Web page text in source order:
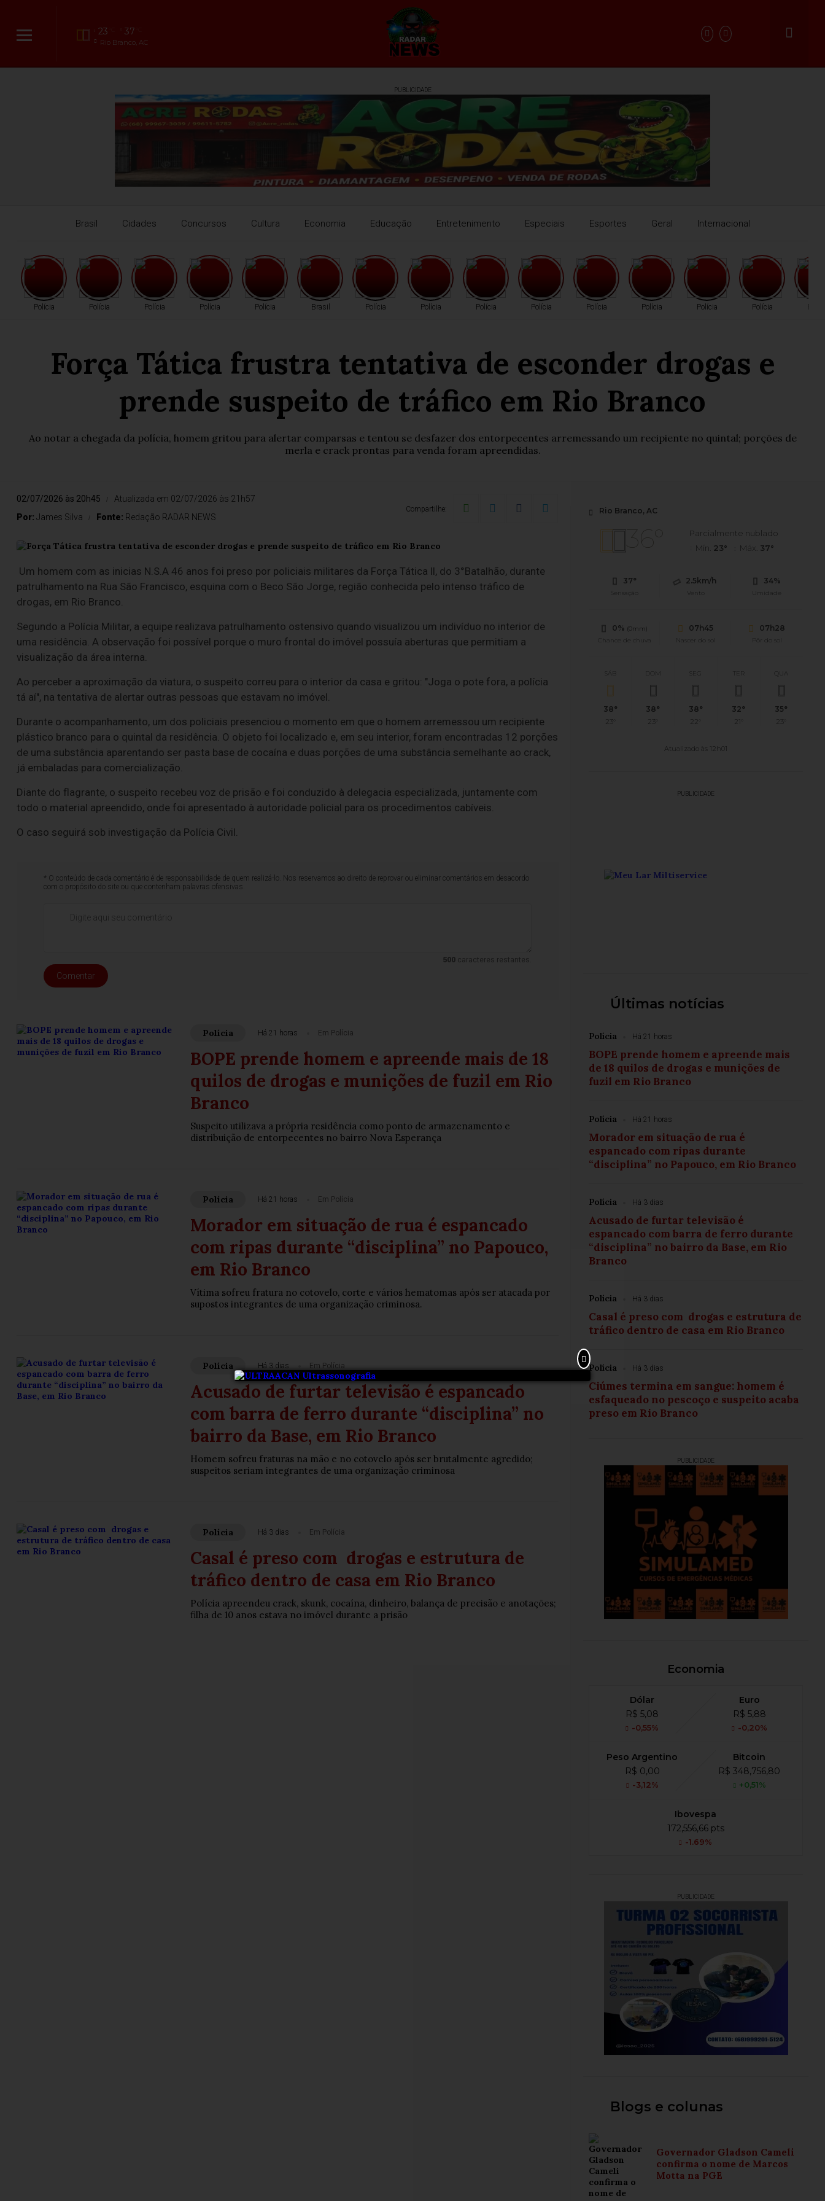
23 37
Rio Branco, AC
PUBLICIDADE
Brasil Cidades Concursos Cultura Economia Educação Entretenimento Especiais Esportes Geral Internacional
Polícia Polícia Polícia Polícia Polícia Brasil Polícia Polícia Polícia Polícia Polícia Polícia Polícia Polícia
Força Tática frustra tentativa de esconder drogas e
prende suspeito de tráfico em Rio Branco
Ao notar a chegada da polícia, homem gritou para alertar comparsas e tentou se desfazer dos entorpecentes arremessando um recipiente no quintal; porções de
merla e crack prontas para venda foram apreendidas.
02/07/2026 às 20h45
Atualizada em 02/07/2026 às 21h57
Por: James Silva Fonte: Redação RADAR NEWS
Compartilhe:
Um homem com as inicias N.S.A 46 anos foi preso por policiais militares da Força Tática ll, do 3°Batalhão, durante
patrulhamento na Rua São Francisco, esquina com o Beco São Jorge, região conhecida pelo intenso tráfico de
drogas, em Rio Branco.
Segundo a Polícia Militar, a equipe realizava patrulhamento ostensivo quando visualizou um indivíduo no interior de
uma residência. A observação foi possível porque o muro frontal do imóvel possuía aberturas que permitiam a
visualização da área interna.
Ao perceber a aproximação da viatura, o suspeito correu para o interior da casa e gritou: "Joga o pote fora, a polícia
tá aí", na tentativa de alertar outras pessoas que estavam no imóvel.
Durante o acompanhamento, um dos policiais presenciou o momento em que o homem arremessou um recipiente
plástico branco para o quintal da residência. O objeto foi localizado e, em seu interior, foram encontradas 12 porções
de uma substância aparentando ser pasta base de cocaína e duas porções de uma substância semelhante ao crack,
já embaladas para comercialização.
Diante do flagrante, o suspeito recebeu voz de prisão e foi conduzido à delegacia especializada, juntamente com
todo o material apreendido, onde foi apresentado à autoridade policial para os procedimentos cabíveis.
O caso seguirá sob investigação da Polícia Civil.
* O conteúdo de cada comentário é de responsabilidade de quem realizá-lo. Nos reservamos ao direito de reprovar ou eliminar comentários em desacordo
com o propósito do site ou que contenham palavras ofensivas.
500caracteres restantes.
Comentar
Polícia Há 21 horas Em Polícia
BOPE prende homem e apreende mais de 18
quilos de drogas e munições de fuzil em Rio
Branco
Suspeito utilizava a própria residência como ponto de armazenamento e
distribuição de entorpecentes no bairro Nova Esperança
Polícia Há 21 horas Em Polícia
Morador em situação de rua é espancado
com ripas durante “disciplina” no Papouco,
em Rio Branco
Vítima sofreu fratura no cotovelo, corte e vários hematomas após ser atacada por
supostos integrantes de uma organização criminosa.
Polícia Há 3 dias Em Polícia
Acusado de furtar televisão é espancado
com barra de ferro durante “disciplina” no
bairro da Base, em Rio Branco
Homem sofreu fraturas na mão e no cotovelo após ser brutalmente agredido;
suspeitos seriam integrantes de uma organização criminosa
Polícia Há 3 dias Em Polícia
Casal é preso com drogas e estrutura de
tráfico dentro de casa em Rio Branco
Polícia apreendeu crack, skunk, cocaína, dinheiro, balança de precisão e anotações;
filha de 10 anos estava no imóvel durante a prisão
Rio Branco, AC
36°
Parcialmente nublado
Mín. 23° Máx. 37°
37°
Sensação
2.5km/h
Vento
34%
Umidade
0% (0mm)
Chance de chuva
07h45
Nascer do sol
07h28
Pôr do sol
SÁB
38°
23°
DOM
38°
23°
38°
22°
TER
32°
21°
QUA
35°
23°
Atualizado às 12h01
PUBLICIDADE
Últimas notícias
Polícia Há 21 horas
BOPE prende homem e apreende mais
de 18 quilos de drogas e munições de
fuzil em Rio Branco
Polícia Há 21 horas
Morador em situação de rua é
espancado com ripas durante
“disciplina” no Papouco, em Rio Branco
Polícia Há 3 dias
Acusado de furtar televisão é
espancado com barra de ferro durante
“disciplina” no bairro da Base, em Rio
Branco
Polícia Há 3 dias
Casal é preso com drogas e estrutura de
tráfico dentro de casa em Rio Branco
Polícia Há 3 dias
Ciúmes termina em sangue: homem é
esfaqueado no pescoço e suspeito acaba
preso em Rio Branco
PUBLICIDADE
Economia
Dólar
R$ 5,08
-0,55%
Euro
R$ 5,88
-0,20%
Peso Argentino
R$ 0,00
-3,12%
Bitcoin
R$ 348,756,80
+0,51%
Ibovespa
172,556,66 pts
-1.69%
PUBLICIDADE
Blogs e colunas
Governador Gladson Cameli
confirma o nome de Marcos
Motta na PGE